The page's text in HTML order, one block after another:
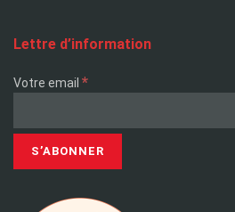
Lettre d’information
Votre email *